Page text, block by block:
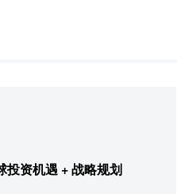
投资机遇 + 战略规划